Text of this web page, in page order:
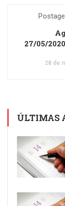
27/05/
28 de
ÚLTIMAS